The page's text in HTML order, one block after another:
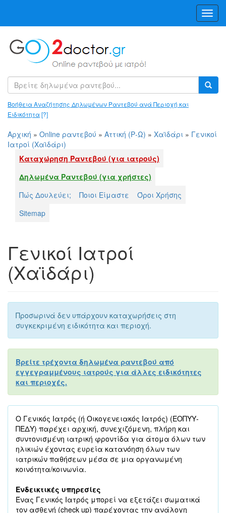
Βοήθεια Αναζήτησης Δηλωμένων Ραντεβού ανά Περιοχή και
Ειδικότητα[?]
Αρχική » Online ραντεβού » Αττική (Ρ-Ω) » Χαϊδάρι » Γενικοί
Ιατροί (Χαϊδάρι)
Καταχώρηση Ραντεβού (για ιατρούς)
Δηλωμένα Ραντεβού (για χρήστες)
Πώς Δουλεύει;
Ποιοι Είμαστε
Όροι Χρήσης
Sitemap
Γενικοί Ιατροί
(Χαϊδάρι)
Προσωρινά δεν υπάρχουν καταχωρήσεις στη
συγκεκριμένη ειδικότητα και περιοχή.
Βρείτε τρέχοντα δηλωμένα ραντεβού από
εγγεγραμμένους ιατρούς για άλλες ειδικότητες
και περιοχές.
Ο Γενικός Ιατρός (ή Οικογενειακός Ιατρός) (ΕΟΠΥΥ-
ΠΕΔΥ) παρέχει αρχική, συνεχιζόμενη, πλήρη και
συντονισμένη ιατρική φροντίδα για άτομα όλων των
ηλικιών έχοντας ευρεία κατανόηση όλων των
ιατρικών παθήσεων μέσα σε μια οργανωμένη
κοινότητα/κοινωνία.
Ενδεικτικές υπηρεσίες
Ένας Γενικός Ιατρός μπορεί να εξετάζει σωματικά
τον ασθενή (check up) παρέχοντας την ανάλογη